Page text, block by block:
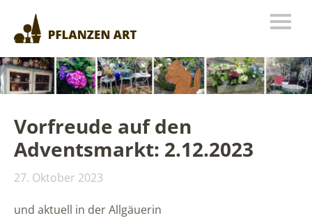
Vorfreude auf den
Adventsmarkt: 2.12.2023
27. Oktober 2023
und aktuell in der Allgäuerin